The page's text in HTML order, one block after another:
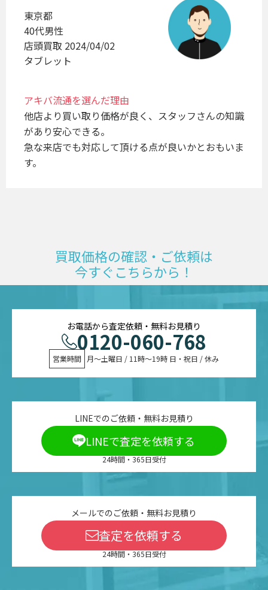
東京都
40代男性
店頭買取 2024/04/02
タブレット
アキバ流通を選んだ理由
他店より買い取り価格が良く、スタッフさんの知識
があり安心できる。
急な来店でも対応して頂ける点が良いかとおもいま
買取価格の確認・ご依頼は
今すぐこちらから！
お電話から査定依頼・無料お見積り
0120-060-768
営業時間 月〜土曜日 / 11時〜19時 日・祝日 / 休み
LINEでのご依頼・無料お見積り
LINEで査定を依頼する
24時間・365日受付
メールでのご依頼・無料お見積り
査定を依頼する
24時間・365日受付